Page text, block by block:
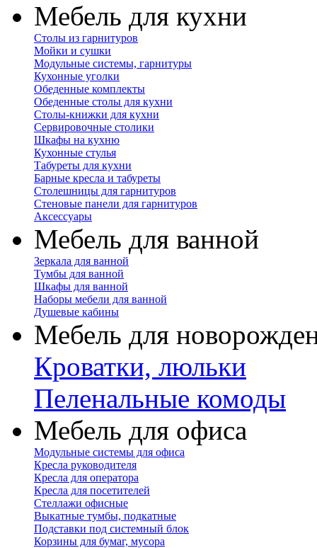
Мебель для кухни
Столы из гарнитуров
Мойки и сушки
Модульные системы, гарнитуры
Кухонные уголки
Обеденные комплекты
Обеденные столы для кухни
Столы-книжки для кухни
Сервировочные столики
Шкафы на кухню
Кухонные стулья
Табуреты для кухни
Барные кресла и табуреты
Столешницы для гарнитуров
Стеновые панели для гарнитуров
Аксессуары
Мебель для ванной
Зеркала для ванной
Тумбы для ванной
Шкафы для ванной
Наборы мебели для ванной
Душевые кабины
Мебель для
Кроватки, люльки
Пеленальные комоды
Мебель для офиса
Модульные системы для офиса
Кресла руководителя
Кресла для оператора
Кресла для посетителей
Стеллажи офисные
Выкатные тумбы, подкатные
Подставки под системный блок
Корзины для бумаг, мусора